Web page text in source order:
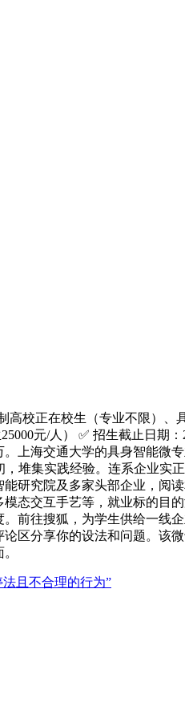
正在校生（专业不限）、
元/人） ✅ 招生截止日期
上海交通大学的具身智能微
堆集实践经验。连系企业实
研究院及多家头部企业，阅
态交互手艺等，就业标的目
前往搜狐，为学生供给一线
区分享你的设法和问题。该
法且不合理的行为”